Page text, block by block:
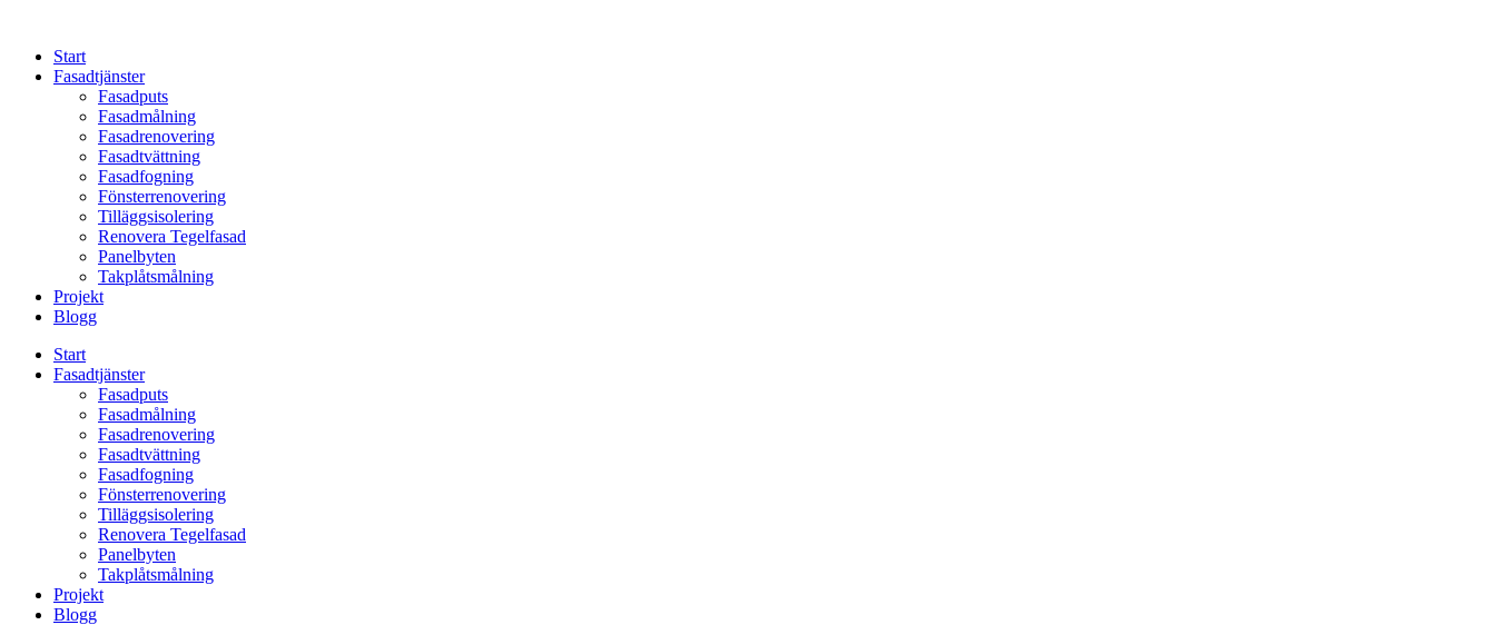
contentStart
Fasadtjänster
Fasadputs
Fasadmålning
Fasadrenovering
Fasadtvättning
Fasadfogning
Fönsterrenovering
Tilläggsisolering
Renovera Tegelfasad
Panelbyten
Takplåtsmålning
Projekt
Blogg
Start
Fasadtjänster
Fasadputs
Fasadmålning
Fasadrenovering
Fasadtvättning
Fasadfogning
Fönsterrenovering
Tilläggsisolering
Renovera Tegelfasad
Panelbyten
Takplåtsmålning
Projekt
Blogg